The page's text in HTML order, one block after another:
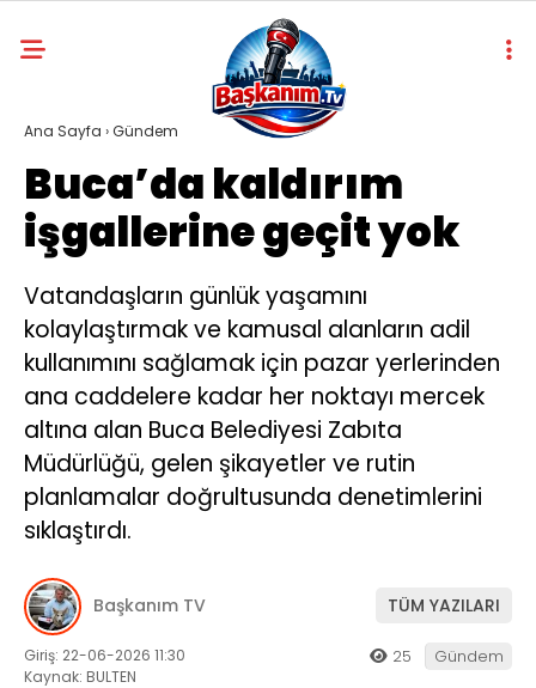
Ana Sayfa ›Gündem
Buca’da kaldırım
işgallerine geçit yok
Vatandaşların günlük yaşamını
kolaylaştırmak ve kamusal alanların adil
kullanımını sağlamak için pazar yerlerinden
ana caddelere kadar her noktayı mercek
altına alan Buca Belediyesi Zabıta
Müdürlüğü, gelen şikayetler ve rutin
planlamalar doğrultusunda denetimlerini
sıklaştırdı.
Başkanım TV TÜM YAZILARI
Giriş: 22-06-2026 11:30
Kaynak: BULTEN
25 Gündem